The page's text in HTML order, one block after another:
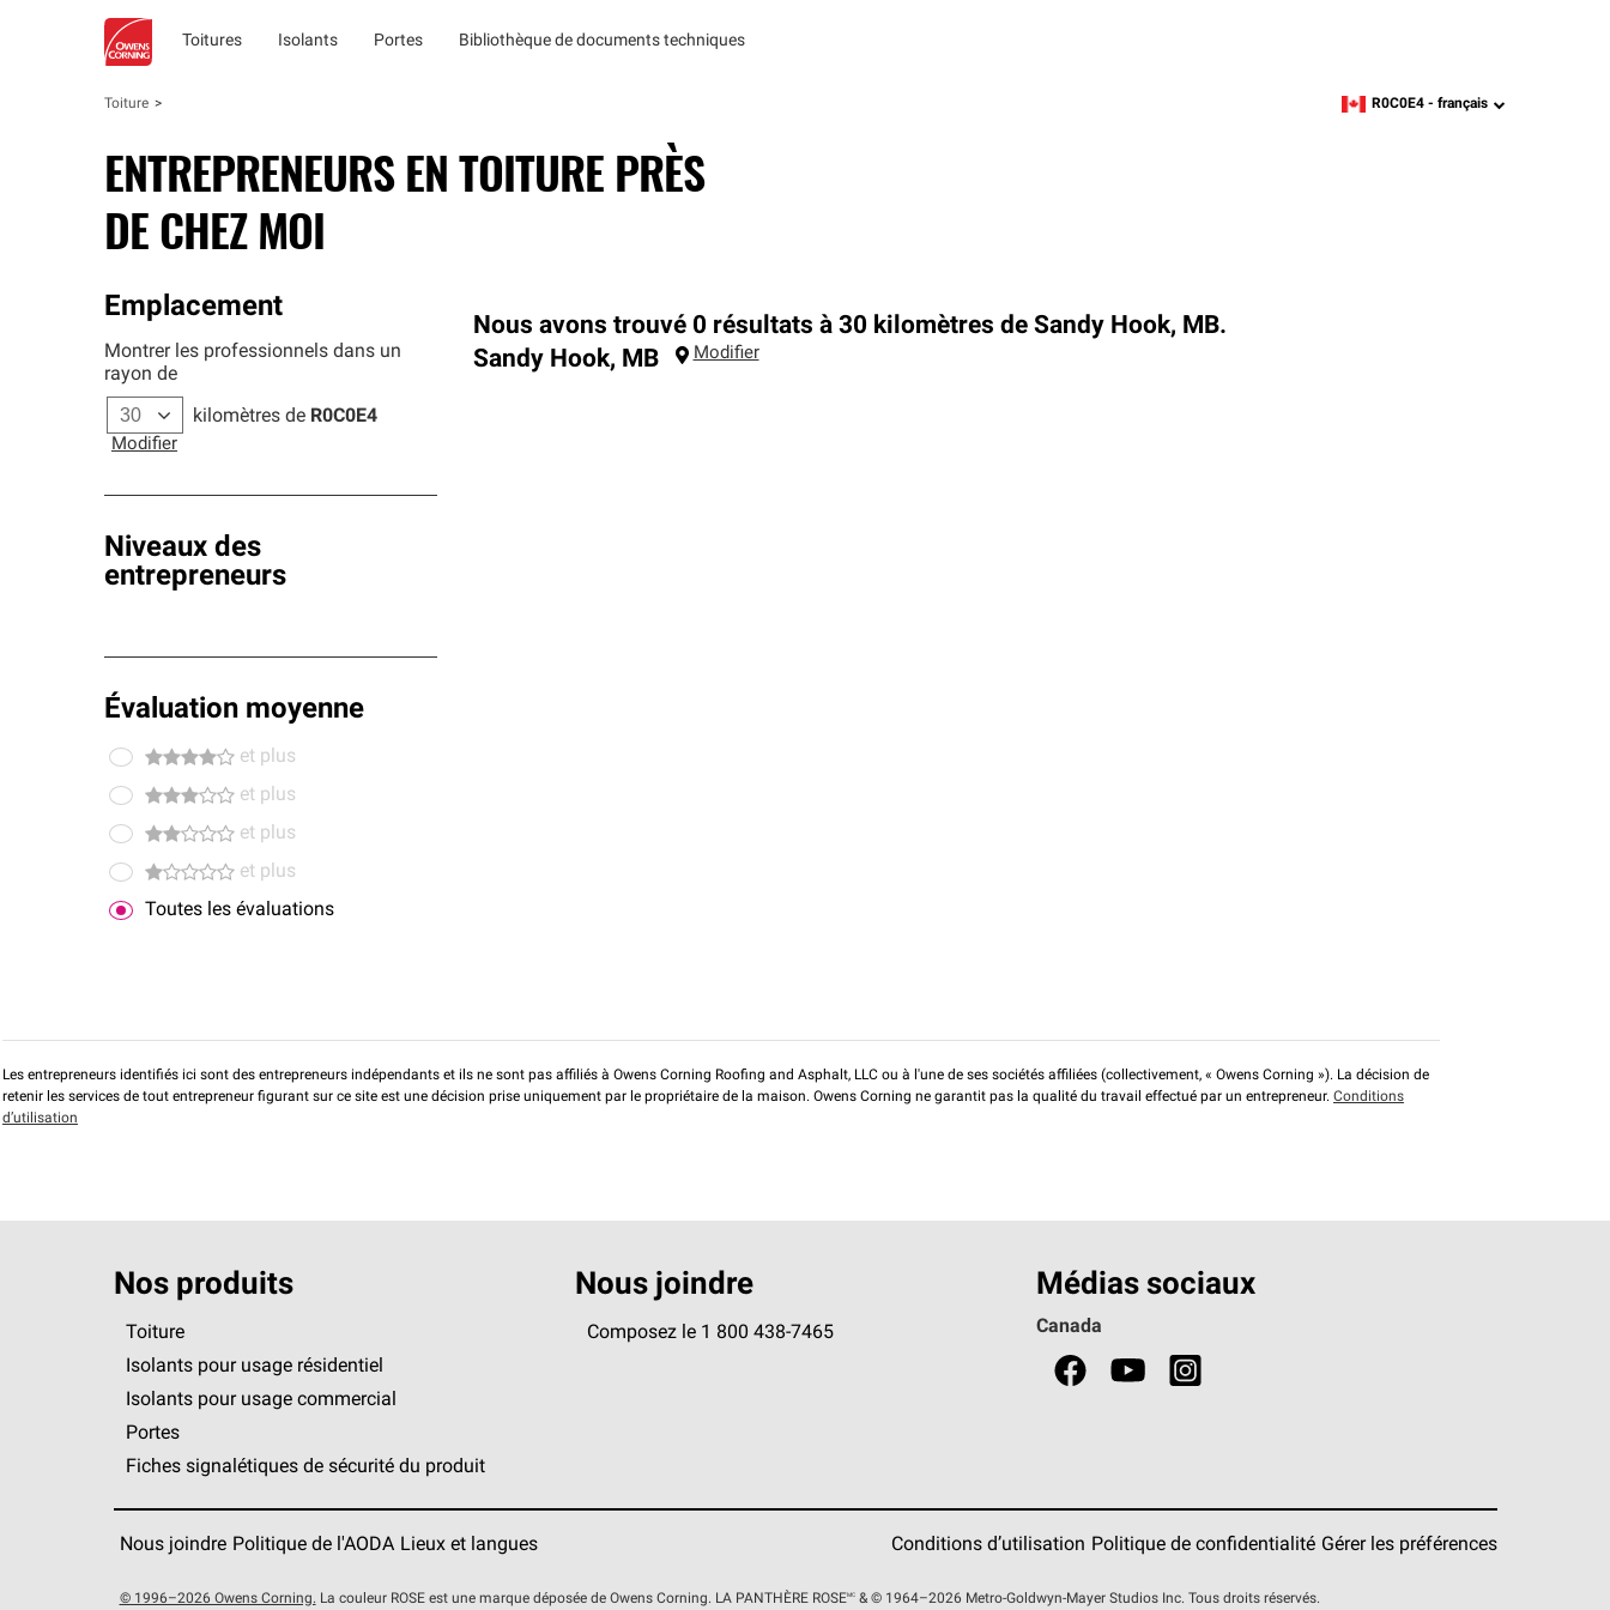
Toitures Isolants Portes Bibliothèque de documents techniques
Toiture zipcode,language
R0C0E4 - français
ENTREPRENEURS EN TOITURE PRÈS
DE CHEZ MOI
Emplacement
Montrer les professionnels dans un
rayon de
kilomètres de R0C0E4
Modifier
Niveaux des
entrepreneurs
Évaluation moyenne
et plus
et plus
et plus
et plus
Toutes les évaluations
Nous avons trouvé 0 résultats à 30 kilomètres de Sandy Hook, MB.
Sandy Hook, MB Modifier
Les entrepreneurs identifiés ici sont des entrepreneurs indépendants et ils ne sont pas affiliés à Owens Corning Roofing and Asphalt, LLC ou à l'une de ses sociétés affiliées (collectivement, « Owens Corning »). La décision de
retenir les services de tout entrepreneur figurant sur ce site est une décision prise uniquement par le propriétaire de la maison. Owens Corning ne garantit pas la qualité du travail effectué par un entrepreneur. Conditions
d’utilisation
Nos produits
Toiture
Isolants pour usage résidentiel
Isolants pour usage commercial
Portes
Fiches signalétiques de sécurité du produit
Nous joindre
Composez le 1 800 438-7465
Médias sociaux
Canada
Nous joindre Politique de l'AODA Lieux et langues Conditions d’utilisation Politique de confidentialité Gérer les préférences
© 1996–2026 Owens Corning. La couleur ROSE est une marque déposée de Owens Corning. LA PANTHÈRE ROSEMC& © 1964–2026 Metro-Goldwyn-Mayer Studios Inc. Tous droits réservés.